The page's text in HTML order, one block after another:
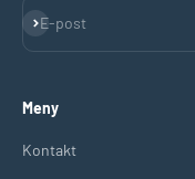
E-post
Prenumerera
Meny
Kontakt